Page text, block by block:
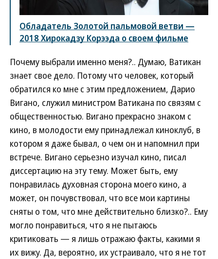
Обладатель Золотой пальмовой ветви —
2018 Хирокадзу Корээда о своем фильме
Почему выбрали именно меня?.. Думаю, Ватикан
знает свое дело. Потому что человек, который
обратился ко мне с этим предложением, Дарио
Вигано, служил министром Ватикана по связям с
общественностью. Вигано прекрасно знаком с
кино, в молодости ему принадлежал киноклуб, в
котором я даже бывал, о чем он и напомнил при
встрече. Вигано серьезно изучал кино, писал
диссертацию на эту тему. Может быть, ему
понравилась духовная сторона моего кино, а
может, он почувствовал, что все мои картины
сняты о том, что мне действительно близко?.. Ему
могло понравиться, что я не пытаюсь
критиковать — я лишь отражаю факты, какими я
их вижу. Да, вероятно, их устраивало, что я не тот